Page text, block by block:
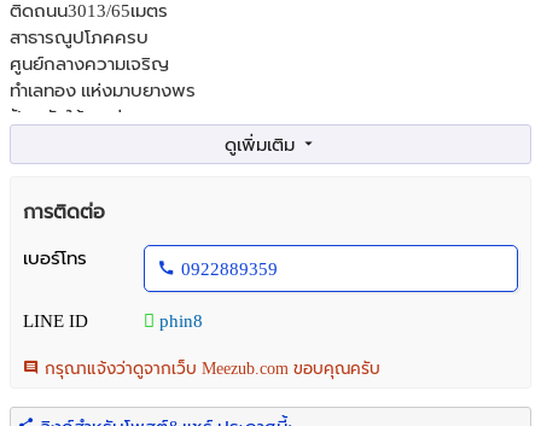
ติดถนน3013/65เมตร
สาธารณูปโภคครบ
ศูนย์กลางความเจริญ
ทำเลทอง เเห่งมาบยางพร
ปัจจุบันให้คนเช่า
ราคาขายไร่ละ 35,000,000 ล้านบาท
ราคาขายยกแปลง 71,408,750 ล้านบาท
การติดต่อ
เบอร์โทร
0922889359
LINE ID phin8
กรุณาแจ้งว่าดูจากเว็บ Meezub.com ขอบคุณครับ